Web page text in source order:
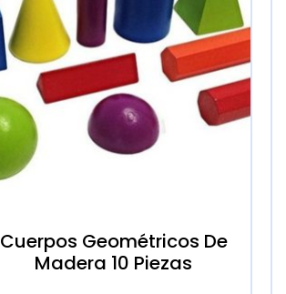
Cuerpos Geométricos De
Madera 10 Piezas